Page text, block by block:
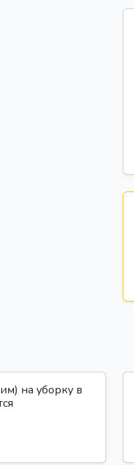
на уборку в